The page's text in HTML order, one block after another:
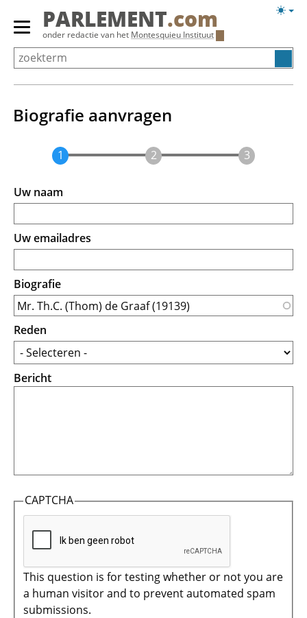
Overslaan
Primair
menu
tonen/verbergen
PARLEMENT.com
onder redactie van het Montesquieu Instituut
Biografie aanvragen
Uw naam
Uw emailadres
Biografie
Reden
Bericht
CAPTCHA
This question is for testing whether or not you are
a human visitor and to prevent automated spam
submissions.